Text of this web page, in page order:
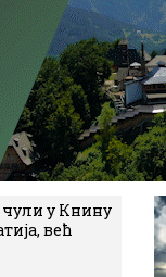
у Книну
већ